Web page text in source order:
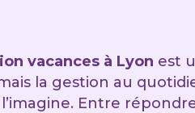
vacances à Lyon est
la gestion au
Entre